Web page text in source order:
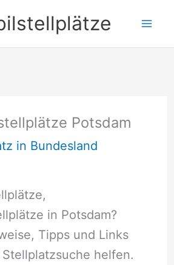
Potsdam
in Bundesland
in Potsdam?
Tipps und Links
helfen.